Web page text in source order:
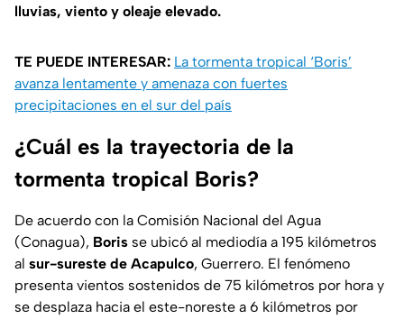
lluvias, viento y oleaje elevado.
TE PUEDE INTERESAR: La tormenta tropical ‘Boris’
avanza lentamente y amenaza con fuertes
precipitaciones en el sur del país
¿Cuál es la trayectoria de la
tormenta tropical Boris?
De acuerdo con la Comisión Nacional del Agua
(Conagua), Boris se ubicó al mediodía a 195 kilómetros
al sur-sureste de Acapulco, Guerrero. El fenómeno
presenta vientos sostenidos de 75 kilómetros por hora y
se desplaza hacia el este-noreste a 6 kilómetros por